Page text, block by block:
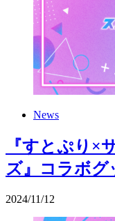
News
『すとぷり×
ズ』コラボグ
2024/11/12